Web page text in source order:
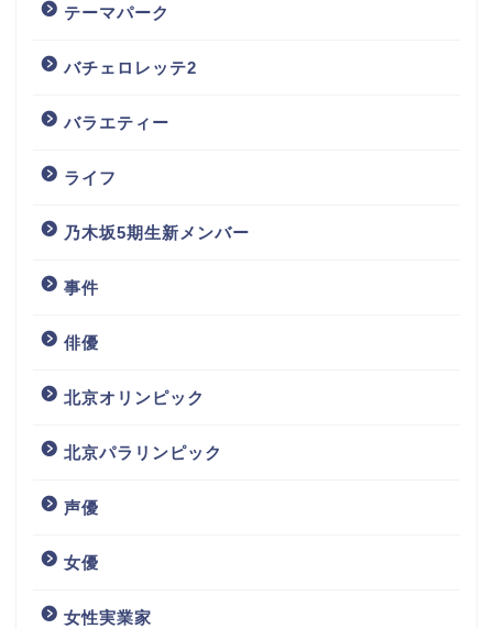
テーマパーク
バチェロレッテ2
バラエティー
ライフ
乃木坂5期生新メンバー
事件
俳優
北京オリンピック
北京パラリンピック
声優
女優
女性実業家